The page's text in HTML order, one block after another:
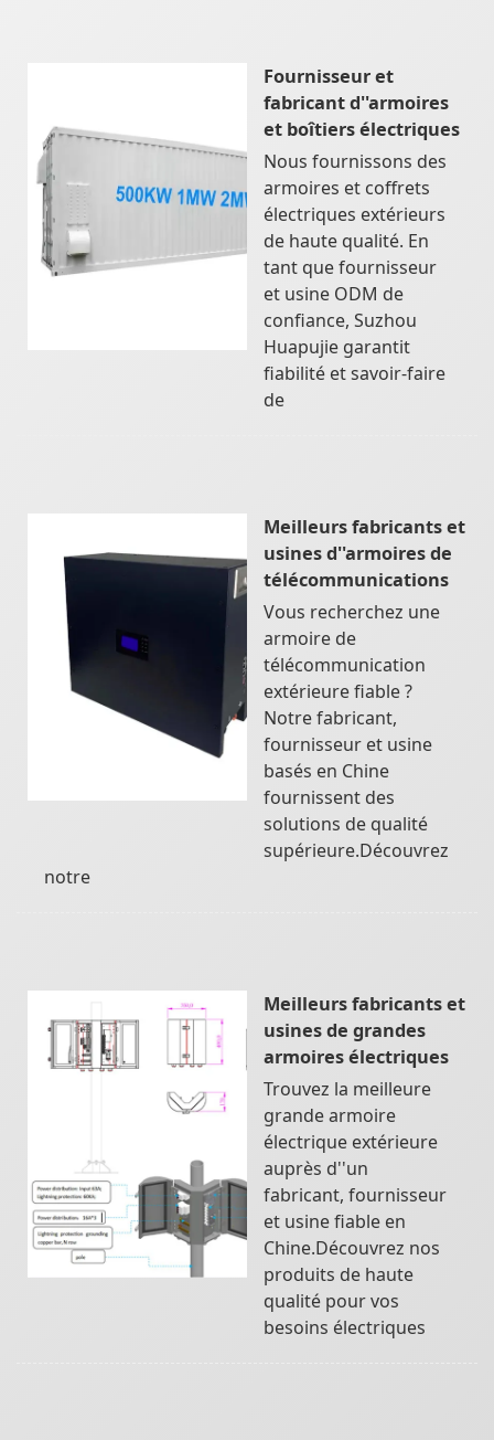
Fournisseur et
fabricant d''armoires
et boîtiers électriques
Nous fournissons des
armoires et coffrets
électriques extérieurs
de haute qualité. En
tant que fournisseur
et usine ODM de
confiance, Suzhou
Huapujie garantit
fiabilité et savoir-faire
de
Meilleurs fabricants et
usines d''armoires de
télécommunications
Vous recherchez une
armoire de
télécommunication
extérieure fiable ?
Notre fabricant,
fournisseur et usine
basés en Chine
fournissent des
solutions de qualité
supérieure.Découvrez
notre
Meilleurs fabricants et
usines de grandes
armoires électriques
Trouvez la meilleure
grande armoire
électrique extérieure
auprès d''un
fabricant, fournisseur
et usine fiable en
Chine.Découvrez nos
produits de haute
qualité pour vos
besoins électriques